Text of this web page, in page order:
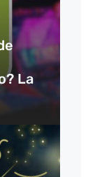
La